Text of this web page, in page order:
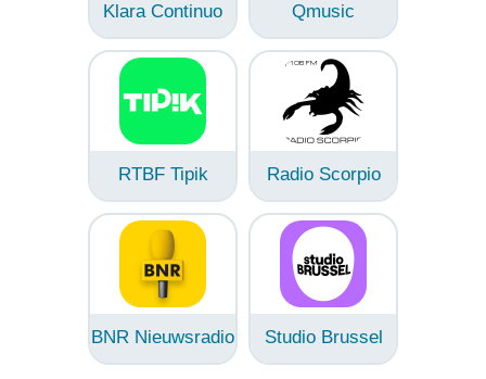
Klara Continuo Qmusic
RTBF Tipik Radio Scorpio
BNR Nieuwsradio Studio Brussel